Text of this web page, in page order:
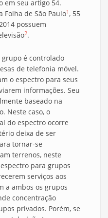
em seu artigo 54.
Folha de São Paulo1, 55
possuem
2.
grupo é controlado
de telefonia móvel.
o espectro para seus
informações. Seu
baseado na
Neste caso, o
do espectro ocorre
deixa de ser
tornar-se
terrenos, neste
para grupos
serviços aos
a ambos os grupos
concentração
privados. Porém, se